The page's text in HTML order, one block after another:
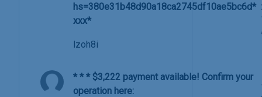
hs=380e31b48d90a18ca2745df10ae5bc6d*
ххх*
lzoh8i
* * * $3,222 payment available! Confirm your
operation here: